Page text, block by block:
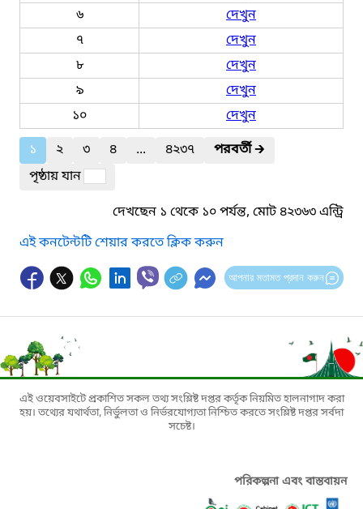
৬
দেখুন
৭
দেখুন
৮
দেখুন
৯
দেখুন
১০
দেখুন
১
২ ৩ ৪ ... ৪২৩৭ পরবর্তী🡲
পৃষ্ঠায় যান
দেখছেন ১ থেকে ১০ পর্যন্ত, মোট ৪২৩৬৩ এন্ট্রি
এই কনটেন্টটি শেয়ার করতে ক্লিক করুন
আপনার মতামত প্রদান করুন
এই ওয়েবসাইটে প্রকাশিত সকল তথ্য সংশ্লিষ্ট দপ্তর কর্তৃক নিয়মিত হালনাগাদ করা
হয়। তথ্যের যথার্থতা, নির্ভুলতা ও নির্ভরযোগ্যতা নিশ্চিত করতে সংশ্লিষ্ট দপ্তর সর্বদা
সচেষ্ট।
পরিকল্পনা এবং বাস্তবায়ন